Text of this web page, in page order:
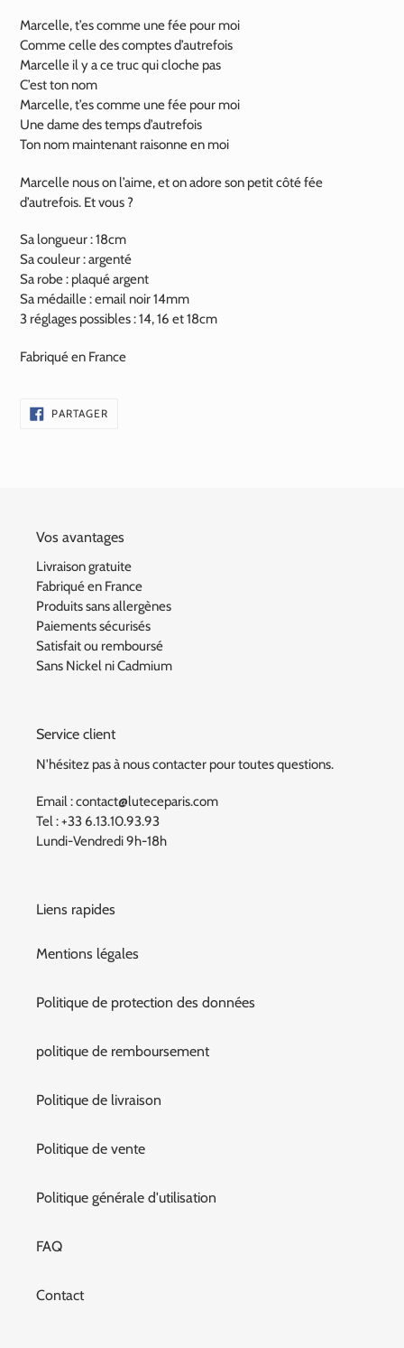
d'un
produit
à
votre
panier
Marcelle, t’es comme une fée pour moi
Comme celle des comptes d’autrefois
Marcelle il y a ce truc qui cloche pas
C’est ton nom
Marcelle, t’es comme une fée pour moi
Une dame des temps d’autrefois
Ton nom maintenant raisonne en moi
Marcelle nous on l’aime, et on adore son petit côté fée
d’autrefois. Et vous ?
Sa longueur : 18cm
Sa couleur : argenté
Sa robe : plaqué argent
Sa médaille : email noir 14mm
3 réglages possibles : 14, 16 et 18cm
Fabriqué en France
PARTAGERPARTAGER
SUR
Vos avantages
Livraison gratuite
Fabriqué en France
Produits sans allergènes
Paiements sécurisés
Satisfait ou remboursé
Sans Nickel ni Cadmium
Service client
N'hésitez pas à nous contacter pour toutes questions.
Email : contact@luteceparis.com
Tel : +33 6.13.10.93.93
Lundi-Vendredi 9h-18h
Liens rapides
Mentions légales
Politique de protection des données
politique de remboursement
Politique de livraison
Politique de vente
Politique générale d'utilisation
FAQ
Contact